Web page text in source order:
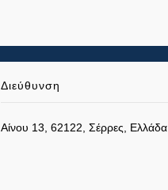
Διεύθυνση
Αίνου 13, 62122, Σέρρες, Ελλάδα